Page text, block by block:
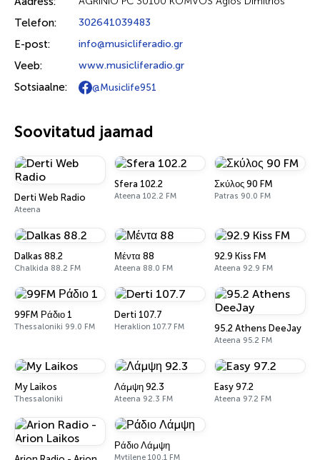
Telefon: 302641039483
E-post: info@musicliferadio.gr
Veeb: www.musicliferadio.gr
Sotsiaalne: @Musiclife951
Soovitatud jaamad
Derti Web Radio
Ateena
Sfera 102.2
Ateena 102.2 FM
Σκύλος 90 FM
Patras 90.0 FM
Dalkas 88.2
Chalkida 88.2 FM
Μέντα 88
Ateena 88.0 FM
92.9 Kiss FM
Ateena 92.9 FM
99FM Ράδιο 1
Thessaloniki 99.0 FM
Derti 107.7
Heraklion 107.7 FM 95.2 Athens DeeJay
Ateena 95.2 FM
My Laikos
Thessaloniki
Λάμψη 92.3
Ateena 92.3 FM
Easy 97.2
Ateena 97.2 FM
Ράδιο Λάμψη
Mytilene 100.1 FM